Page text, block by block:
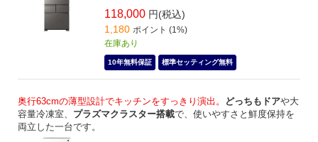
118,000 円(税込)
1,180 ポイント (1%)
在庫あり
10年無料保証 標準セッティング無料
奥行63cmの薄型設計でキッチンをすっきり演出。 どっちもドアや大
容量冷凍室、 プラズマクラスター搭載で、使いやすさと鮮度保持を
両立した一台です。